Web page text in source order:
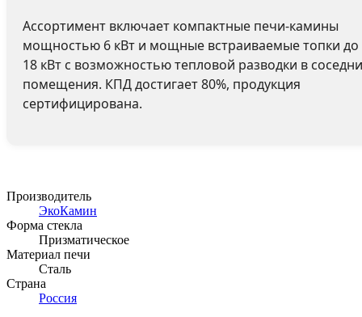
Ассортимент включает компактные печи-камины
мощностью 6 кВт и мощные встраиваемые топки до
18 кВт с возможностью тепловой разводки в
помещения. КПД достигает 80%, продукция
сертифицирована.
Производитель
ЭкоКамин
Форма стекла
Призматическое
Материал печи
Сталь
Страна
Россия